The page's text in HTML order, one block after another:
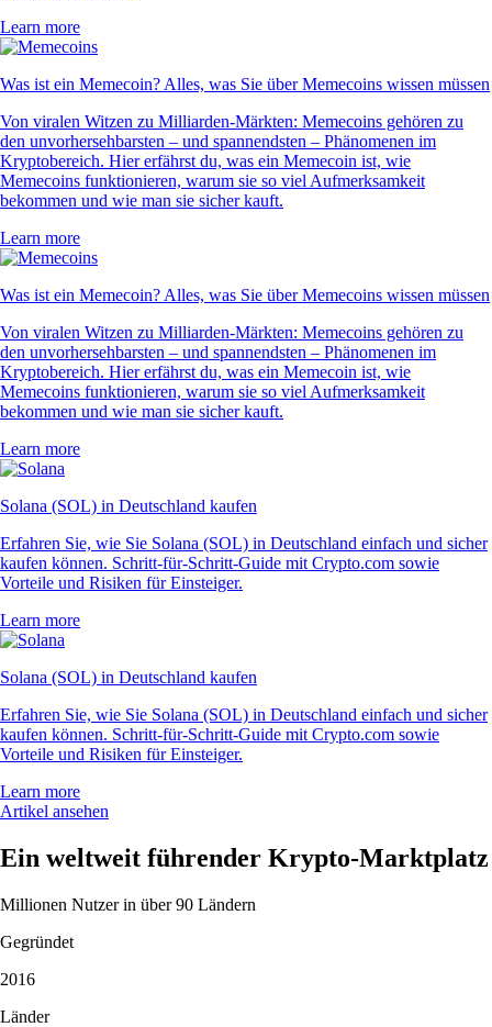
Learn more
Was ist ein Memecoin? Alles, was Sie über Memecoins wissen müssen
Von viralen Witzen zu Milliarden-Märkten: Memecoins gehören zu
den unvorhersehbarsten – und spannendsten – Phänomenen im
Kryptobereich. Hier erfährst du, was ein Memecoin ist, wie
Memecoins funktionieren, warum sie so viel Aufmerksamkeit
bekommen und wie man sie sicher kauft.
Learn more
Was ist ein Memecoin? Alles, was Sie über Memecoins wissen müssen
Von viralen Witzen zu Milliarden-Märkten: Memecoins gehören zu
den unvorhersehbarsten – und spannendsten – Phänomenen im
Kryptobereich. Hier erfährst du, was ein Memecoin ist, wie
Memecoins funktionieren, warum sie so viel Aufmerksamkeit
bekommen und wie man sie sicher kauft.
Learn more
Solana (SOL) in Deutschland kaufen
Erfahren Sie, wie Sie Solana (SOL) in Deutschland einfach und sicher
kaufen können. Schritt-für-Schritt-Guide mit Crypto.com sowie
Vorteile und Risiken für Einsteiger.
Learn more
Solana (SOL) in Deutschland kaufen
Erfahren Sie, wie Sie Solana (SOL) in Deutschland einfach und sicher
kaufen können. Schritt-für-Schritt-Guide mit Crypto.com sowie
Vorteile und Risiken für Einsteiger.
Learn more
Artikel ansehen
Ein weltweit führender Krypto-Marktplatz
Millionen Nutzer in über 90 Ländern
Gegründet
2016
Länder